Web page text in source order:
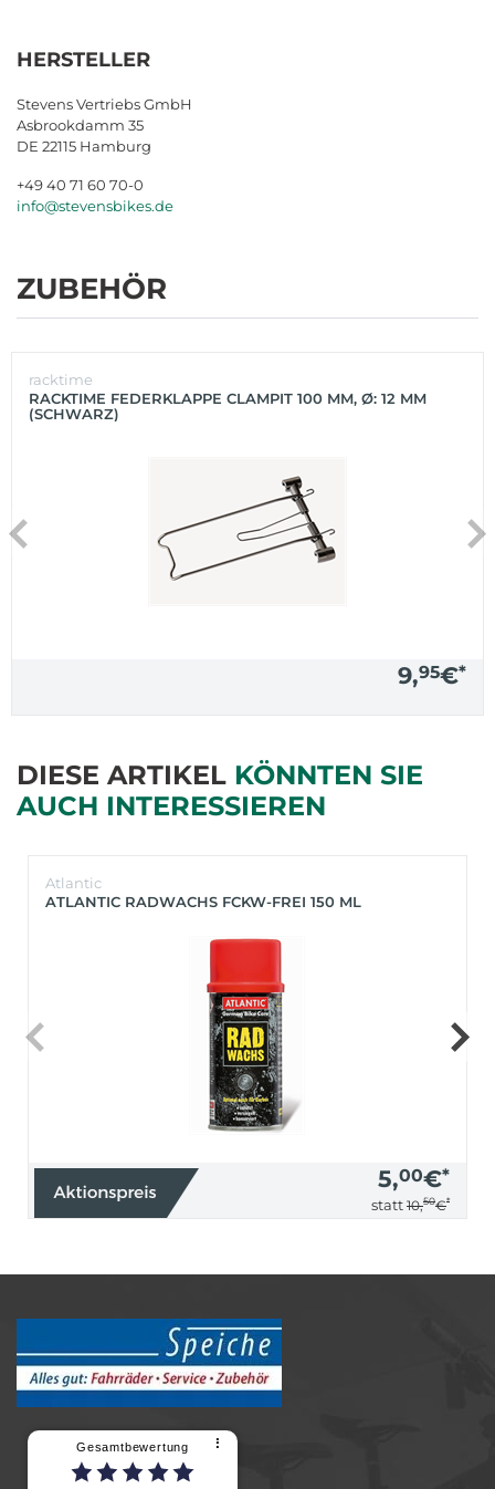
HERSTELLER
Stevens Vertriebs GmbH
Asbrookdamm 35
DE 22115 Hamburg
+49 40 71 60 70-0
info@stevensbikes.de
ZUBEHÖR
racktime
RACKTIME FEDERKLAPPE CLAMPIT 100 MM, Ø: 12 MM
(SCHWARZ)
9,95€*
DIESE ARTIKEL KÖNNTEN SIE
AUCH INTERESSIEREN
Atlantic
ATLANTIC RADWACHS FCKW-FREI 150 ML
5,00€*
statt 10,50€*
Gesamtbewertung ⠇